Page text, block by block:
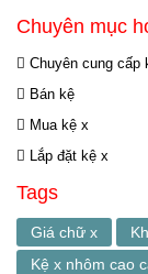
Chuyên mục
Chuyên cung cấp
Bán kệ
Mua kệ x
Lắp đặt kệ x
Tags
Giá chữ x
Kệ x nhôm cao